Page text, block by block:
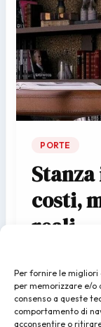
Per fornire le migliori
per memorizzare e/o
consenso a queste
comportamento di
acconsentire o
PORTE
costi,
reali
Rumore del
si sente da
alla